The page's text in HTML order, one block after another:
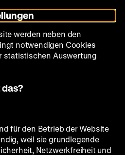
– eine
eines
werden neben den
notwendigen Cookies
statistischen Auswertung
für den Betrieb der Website
weil sie grundlegende
Netzwerkfreiheit und